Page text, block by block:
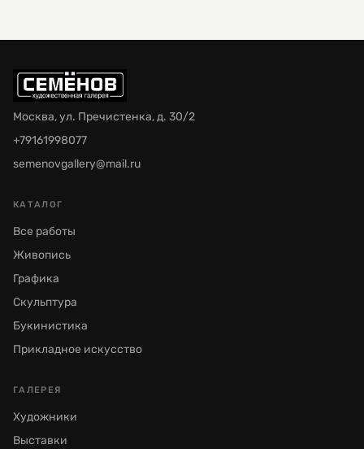
Москва, ул. Пречистенка, д. 30/2
+79161998077
semenovgallery@mail.ru
КАТАЛОГ
Все работы
Живопись
Графика
Скульптура
Букинистика
Прикладное искусство
ГАЛЕРЕЯ
Художники
Выставки